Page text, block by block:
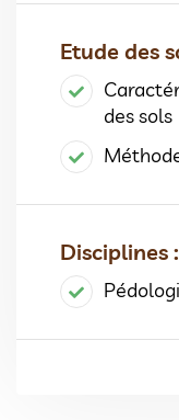
Etude des
des sols
Disciplines :